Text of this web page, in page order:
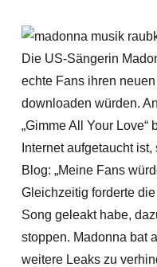
Die US-Sängerin
echte Fans ihren
downloaden würden.
„Gimme All Your
Internet aufgetaucht
Blog: „Meine Fans
Gleichzeitig forderte
Song geleakt habe,
stoppen. Madonna bat
weitere Leaks zu